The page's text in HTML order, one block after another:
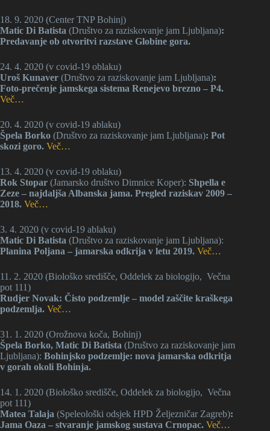
18. 9. 2020 (Center TNP Bohinj)
Matic Di Batista (Društvo za raziskovanje jam Ljubljana):
Predavanje ob otvoritvi razstave Globine gora.
24. 4. 2020 (v covid-19 oblaku)
Uroš Kunaver (Društvo za raziskovanje jam Ljubljana):
Foto-prečenje jamskega sistema Renejevo brezno – P4.
Več…
20. 4. 2020 (v covid-19 ablaku)
Špela Borko (Društvo za raziskovanje jam Ljubljana): Pot
skozi goro. Več…
13. 4. 2020 (v covid-19 oblaku)
Rok Stopar (Jamarsko društvo Dimnice Koper): Shpella e
Zeze – najdaljša Albanska jama. Pregled raziskav 2009 –
2018. Več…
3. 4. 2020 (v covid-19 ablaku)
Matic Di Batista (Društvo za raziskovanje jam Ljubljana):
Planina Poljana – jamarska odkrija v letu 2019. Več…
11. 2. 2020 (Biološko središče, Oddelek za biologijo, Večna
pot 111)
Rudjer Novak: Čisto podzemlje – model zaščite kraškega
podzemlja. Več…
31. 1. 2020 (Orožnova koča, Bohinj)
Špela Borko, Matic Di Batista (Društvo za raziskovanje jam
Ljubljana): Bohinjsko podzemlje: nova jamarska odkritja
v gorah okoli Bohinja.
14. 1. 2020 (Biološko središče, Oddelek za biologijo, Večna
pot 111)
Matea Talaja (Speleološki odsjek HPD Željezničar Zagreb):
Jama Oaza – stvaranje jamskog sustava Crnopac. Več…